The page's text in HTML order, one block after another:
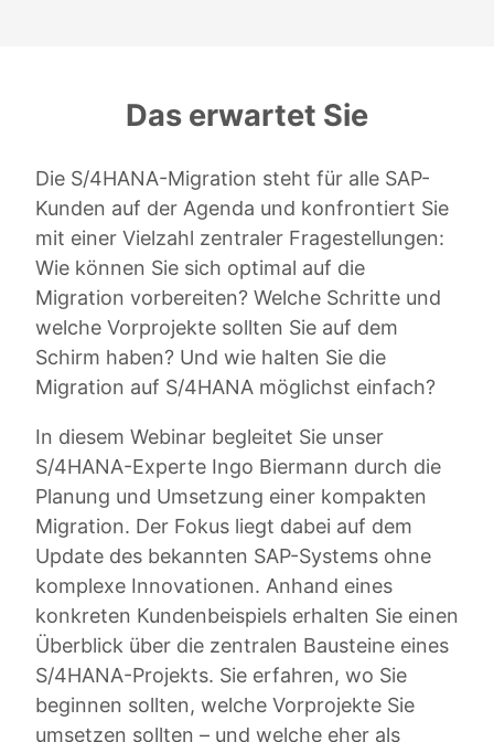
Das erwartet Sie
Die S/4HANA-Migration steht für alle SAP-
Kunden auf der Agenda und konfrontiert Sie
mit einer Vielzahl zentraler Fragestellungen:
Wie können Sie sich optimal auf die
Migration vorbereiten? Welche Schritte und
welche Vorprojekte sollten Sie auf dem
Schirm haben? Und wie halten Sie die
Migration auf S/4HANA möglichst einfach?
In diesem Webinar begleitet Sie unser
S/4HANA-Experte Ingo Biermann durch die
Planung und Umsetzung einer kompakten
Migration. Der Fokus liegt dabei auf dem
Update des bekannten SAP-Systems ohne
komplexe Innovationen. Anhand eines
konkreten Kundenbeispiels erhalten Sie einen
Überblick über die zentralen Bausteine eines
S/4HANA-Projekts. Sie erfahren, wo Sie
beginnen sollten, welche Vorprojekte Sie
umsetzen sollten – und welche eher als